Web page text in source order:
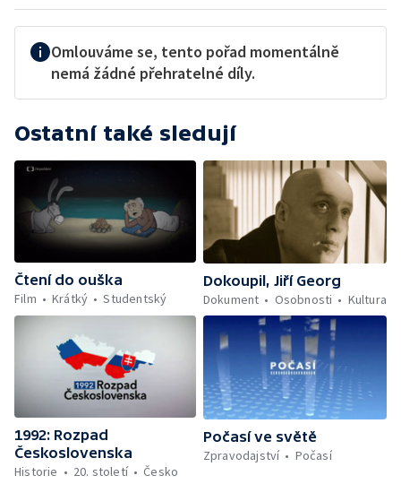
Omlouváme se, tento pořad momentálně
nemá žádné přehratelné díly.
Ostatní také sledují
Čtení do ouška
Film
Krátký Studentský
Dokoupil, Jiří Georg
Dokument
Osobnosti Kultura
1992: Rozpad
Československa
Historie
20. století Česko
Počasí ve světě
Zpravodajství
Počasí